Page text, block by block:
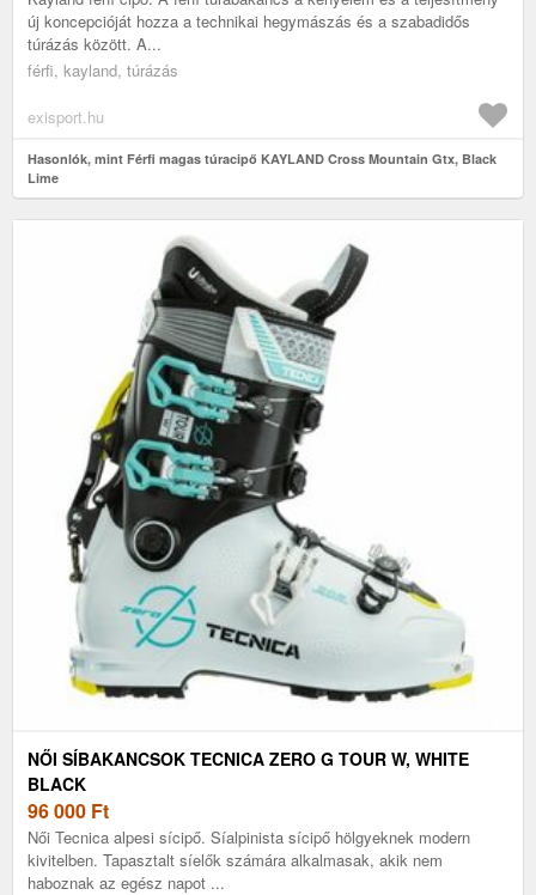
új koncepcióját hozza a technikai hegymászás és a szabadidős
túrázás között. A...
férfi, kayland, túrázás
exisport.hu
Hasonlók, mint Férfi magas túracipő KAYLAND Cross Mountain Gtx, Black
Lime
NŐI SÍBAKANCSOK TECNICA ZERO G TOUR W, WHITE
BLACK
96 000 Ft
Női Tecnica alpesi sícipő. Síalpinista sícipő hölgyeknek modern
kivitelben. Tapasztalt síelők számára alkalmasak, akik nem
haboznak az egész napot ...